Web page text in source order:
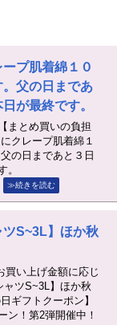
ープ肌着綿１０
父の日まであ
が最終です。
まとめ買いの負担
クレープ肌着綿１
の日まであと３日
。
≫続きを読む
ツS~3L】ほか秋
買い上げ金額に応じ
ツS~3L】ほか秋
ギフトクーポン】
ン！第2弾開催中！